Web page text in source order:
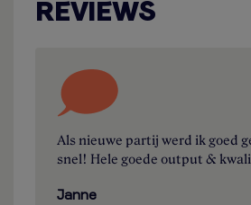
REVIEWS
Als nieuwe partij werd ik goed
snel! Hele goede output &
Janne